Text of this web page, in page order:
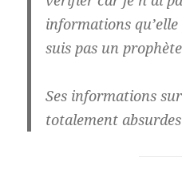
informations
suis pas un
Ses informations
totalement